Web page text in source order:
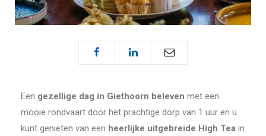
Een gezellige dag in Giethoorn beleven met een
mooie rondvaart door het prachtige dorp van 1 uur en u
kunt genieten van een heerlijke uitgebreide High Tea in